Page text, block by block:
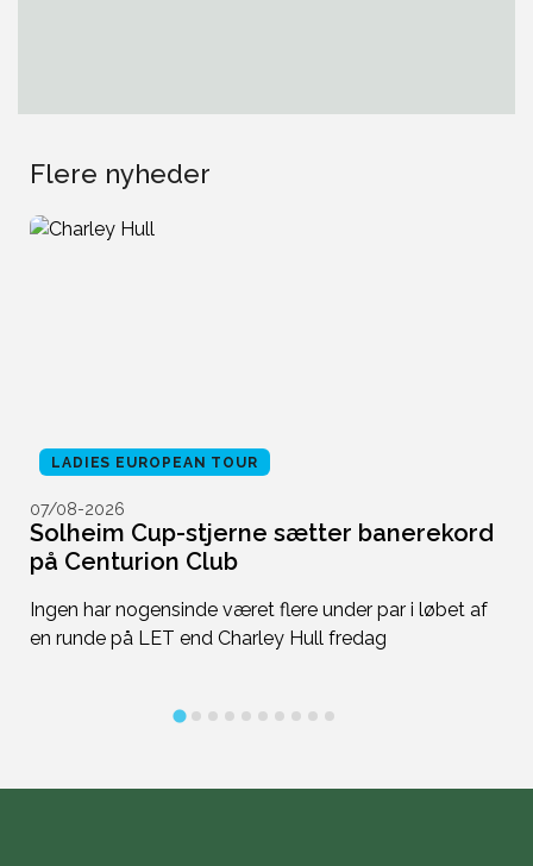
Flere nyheder
LADIES EUROPEAN TOUR
07/08-2026
Solheim Cup-stjerne sætter banerekord
på Centurion Club
Ingen har nogensinde været flere under par i løbet af
en runde på LET end Charley Hull fredag